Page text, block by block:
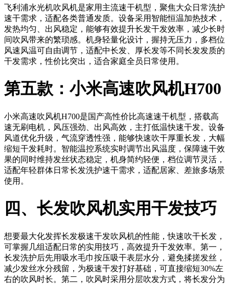
飞利浦水光机吹风机是家用主流速干机型，聚焦大众日常洗护
速干需求，适配各类普通发质。设备采用智能恒温加热技术，
发热均匀、出风稳定，能够有效提升长发干发效率，减少长时
间吹风带来的繁琐感。机身轻量化设计，握持无压力，多档位
风速风温可自由调节，适配中长发、厚长发等不同长发发质的
干发需求，性价比突出，适合家庭全员日常使用。
第五款：小米高速吹风机H700
小米高速吹风机H700是国产高性价比高速速干机型，搭载高
速无刷电机，风压强劲、出风高效，主打低温快速干发。设备
风道优化升级，气流穿透性强，能够快速吹干厚重长发，大幅
缩短干发耗时。智能温控系统实时调节出风温度，保障速干效
果的同时维持发丝状态稳定，机身简约轻便，档位调节灵活，
适配年轻群体日常长发洗护速干需求，适配居家、差旅多场景
使用。
四、长发吹风机实用干发技巧
想要最大化发挥长发极速干发吹风机的性能，快速吹干长发，
可掌握几组适配日常的实用技巧，高效提升干发效率。第一，
长发洗护后先用吸水毛巾按压吸干表层水分，避免揉搓发丝，
减少发丝水分残留，为极速干发打好基础，可直接缩短30%左
右的吹风时长。第二，吹风时采用分层吹发方式，将长发分为